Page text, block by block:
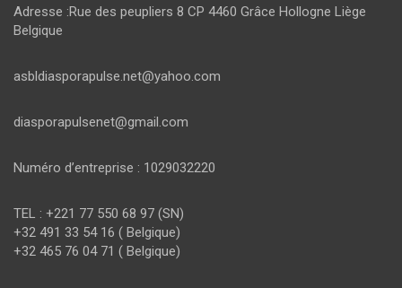
Adresse :Rue des peupliers 8 CP 4460 Grâce Hollogne Liège
Belgique
asbldiasporapulse.net@yahoo.com
diasporapulsenet@gmail.com
Numéro d’entreprise : 1029032220
TEL : +221 77 550 68 97 (SN)
+32 491 33 54 16 ( Belgique)
+32 465 76 04 71 ( Belgique)